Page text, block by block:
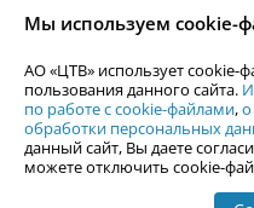
По вопросам размещения
По вопросам размещения
afisha@uralweb.ru
Пользовательское соглашение
Политика АО «ЦТВ» в
Мы используем cookie-
АО «ЦТВ» использует cookie-
пользования данного сайта.
по работе с cookie-файлами,
обработки персональных
данный сайт, Вы даете
можете отключить cookie-